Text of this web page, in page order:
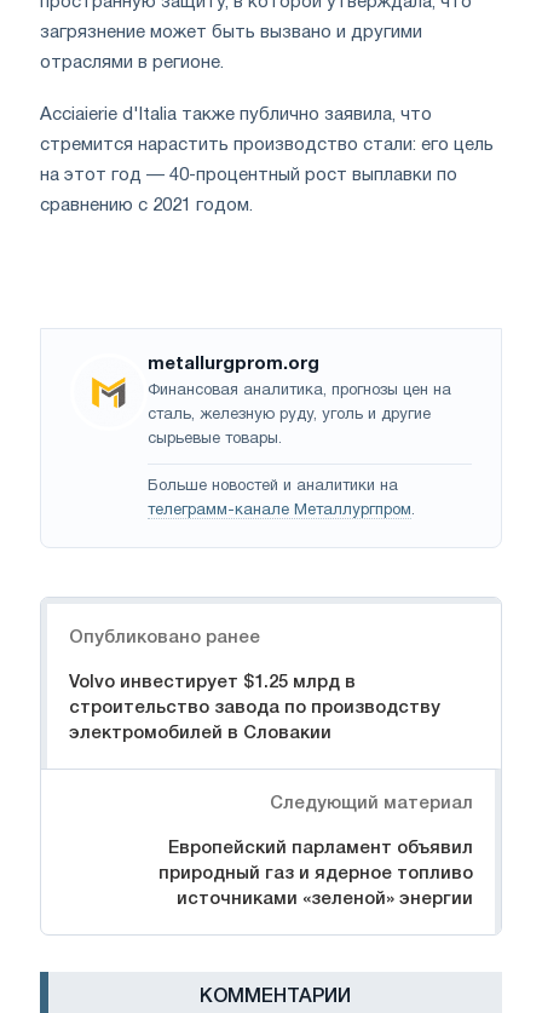
загрязнение может быть вызвано и другими
отраслями в регионе.
Acciaierie d'Italia также публично заявила, что
стремится нарастить производство стали: его цель
на этот год — 40-процентный рост выплавки по
сравнению с 2021 годом.
metallurgprom.org
Финансовая аналитика, прогнозы цен на
сталь, железную руду, уголь и другие
сырьевые товары.
Больше новостей и аналитики на
телеграмм-канале Металлургпром.
Опубликовано ранее
Volvo инвестирует $1.25 млрд в
строительство завода по производству
электромобилей в Словакии
Следующий материал
Европейский парламент объявил
природный газ и ядерное топливо
источниками «зеленой» энергии
КОММЕНТАРИИ